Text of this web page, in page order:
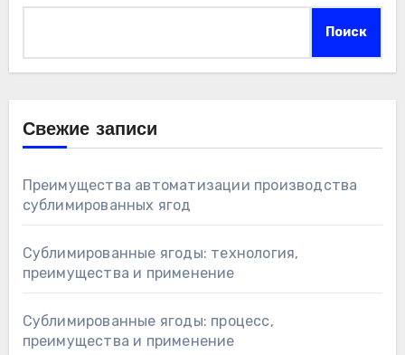
Поиск
Свежие записи
Преимущества автоматизации производства
сублимированных ягод
Сублимированные ягоды: технология,
преимущества и применение
Сублимированные ягоды: процесс,
преимущества и применение